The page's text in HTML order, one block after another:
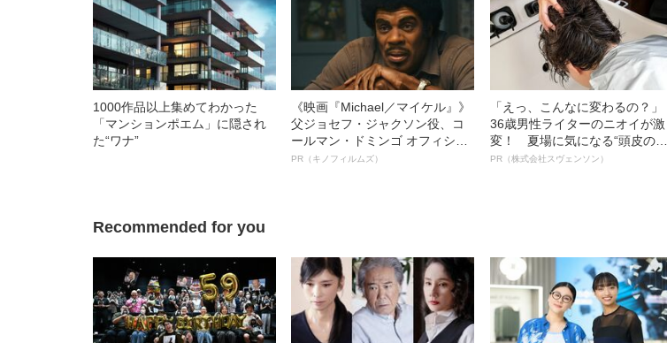
1000作品以上集めてわかった
「マンションポエム」に隠され
た“ワナ”
《映画『Michael／マイケル』》
父ジョセフ・ジャクソン役、コ
ールマン・ドミンゴ オフィシャ
ルインタビュー“観客を魅了した
PR（キノフィルムズ）
「えっ、こんなに変わるの？」
36歳男性ライターのニオイが激
変！ 夏場に気になる“頭皮のニ
オイ”や“ベタつき”を解消す
PR（株式会社スヴェンソン）
Recommended for you